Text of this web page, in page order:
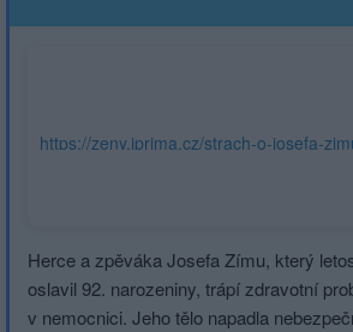
https://zeny.iprima.cz/strach-o-josefa-
Herce a zpěváka Josefa Zímu, který
oslavil 92. narozeniny, trápí zdravotní
v nemocnici. Jeho tělo napadla